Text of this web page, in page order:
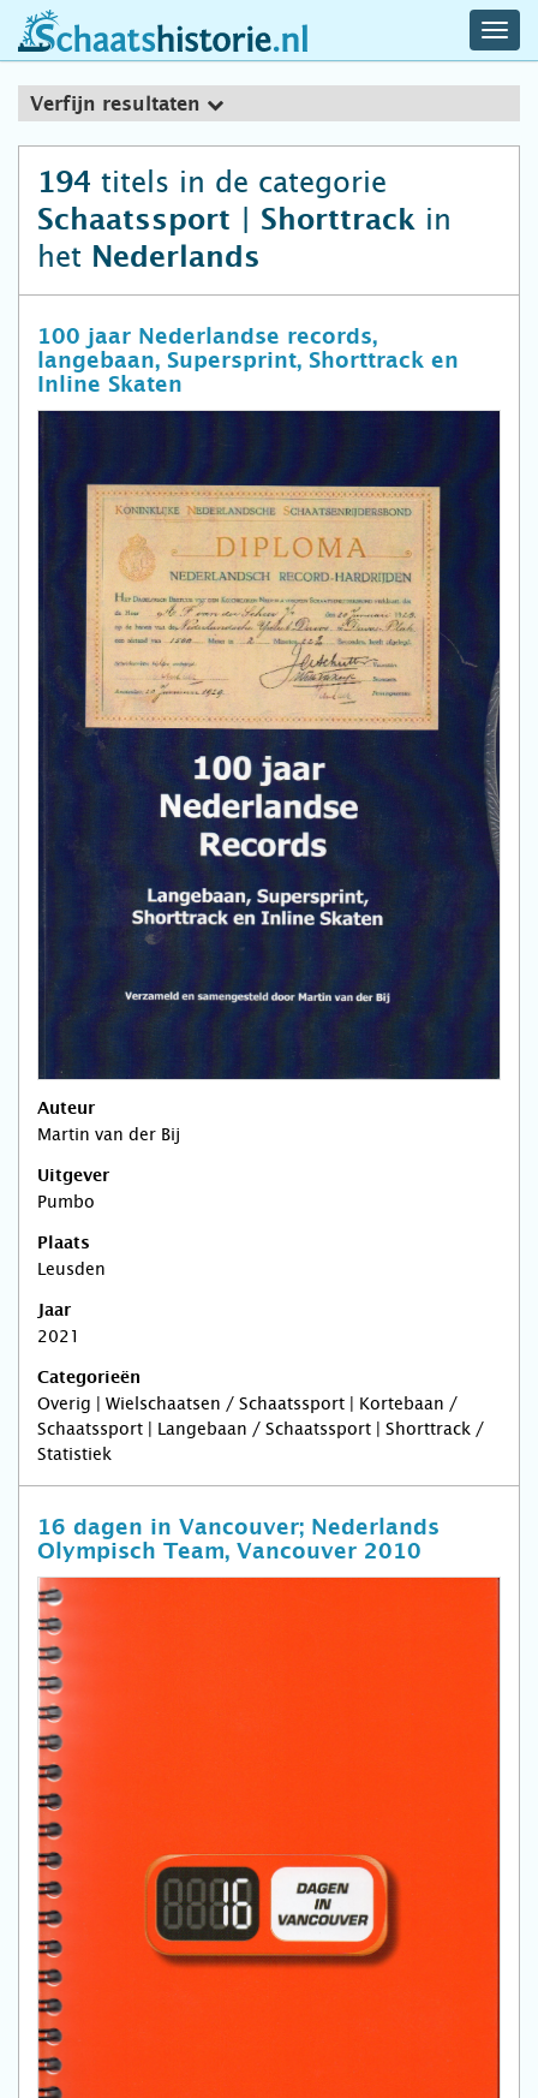
schaatshistorie.nl
Verfijn resultaten
194 titels in de categorie
Schaatssport | Shorttrack in
het Nederlands
100 jaar Nederlandse records,
langebaan, Supersprint, Shorttrack en
Inline Skaten
Auteur
Martin van der Bij
Uitgever
Pumbo
Plaats
Leusden
Jaar
2021
Categorieën
Overig | Wielschaatsen / Schaatssport | Kortebaan /
Schaatssport | Langebaan / Schaatssport | Shorttrack /
Statistiek
16 dagen in Vancouver; Nederlands
Olympisch Team, Vancouver 2010